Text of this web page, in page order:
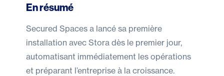
En résumé
Secured Spaces a lancé sa première
installation avec Stora dès le premier jour,
automatisant immédiatement les opérations
et préparant l’entreprise à la croissance.